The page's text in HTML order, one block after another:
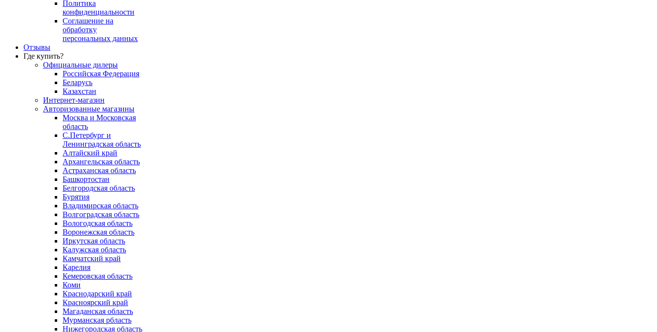
Политика
конфиденциальности
Соглашение на
обработку
персональных данных
Отзывы
Где купить?
Официальные дилеры
Российская Федерация
Беларусь
Казахстан
Интернет-магазин
Авторизованные магазины
Москва и Московская
область
С.Петербург и
Ленинградская область
Алтайский край
Архангельская область
Астраханская область
Башкортостан
Белгородская область
Бурятия
Владимирская область
Волгоградская область
Вологодская область
Воронежская область
Иркутская область
Калужская область
Камчатский край
Карелия
Кемеровская область
Коми
Краснодарский край
Красноярский край
Магаданская область
Мурманская рбласть
Нижегородская область